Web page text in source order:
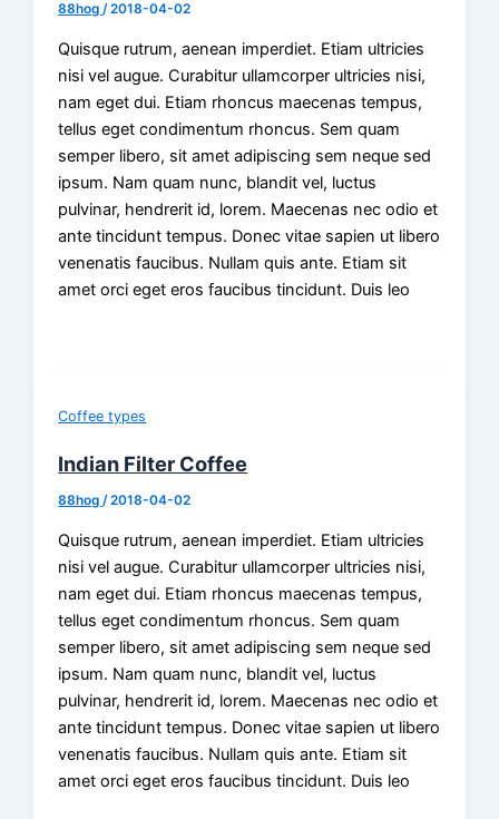
88hog/2018-04-02
Quisque rutrum, aenean imperdiet. Etiam ultricies
nisi vel augue. Curabitur ullamcorper ultricies nisi,
nam eget dui. Etiam rhoncus maecenas tempus,
tellus eget condimentum rhoncus. Sem quam
semper libero, sit amet adipiscing sem neque sed
ipsum. Nam quam nunc, blandit vel, luctus
pulvinar, hendrerit id, lorem. Maecenas nec odio et
ante tincidunt tempus. Donec vitae sapien ut libero
venenatis faucibus. Nullam quis ante. Etiam sit
amet orci eget eros faucibus tincidunt. Duis leo
Coffee types
Indian Filter Coffee
88hog/2018-04-02
Quisque rutrum, aenean imperdiet. Etiam ultricies
nisi vel augue. Curabitur ullamcorper ultricies nisi,
nam eget dui. Etiam rhoncus maecenas tempus,
tellus eget condimentum rhoncus. Sem quam
semper libero, sit amet adipiscing sem neque sed
ipsum. Nam quam nunc, blandit vel, luctus
pulvinar, hendrerit id, lorem. Maecenas nec odio et
ante tincidunt tempus. Donec vitae sapien ut libero
venenatis faucibus. Nullam quis ante. Etiam sit
amet orci eget eros faucibus tincidunt. Duis leo